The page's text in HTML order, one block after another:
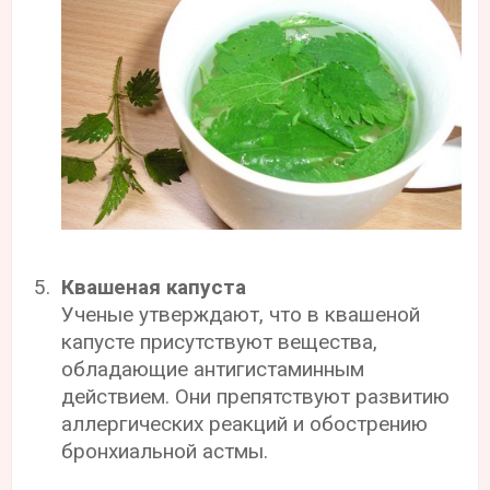
Квашеная капуста
Ученые утверждают, что в квашеной
капусте присутствуют вещества,
обладающие антигистаминным
действием. Они препятствуют развитию
аллергических реакций и обострению
бронхиальной астмы.